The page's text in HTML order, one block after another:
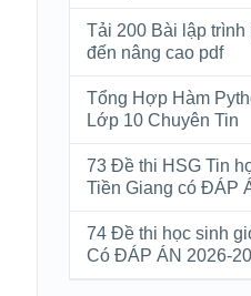
Tải 200 Bài lập
đến nâng cao pdf
Tổng Hợp Hàm
Lớp 10 Chuyên Tin
73 Đề thi HSG Tin
Tiền Giang có ĐÁP
74 Đề thi học sinh
Có ĐÁP ÁN 2026-